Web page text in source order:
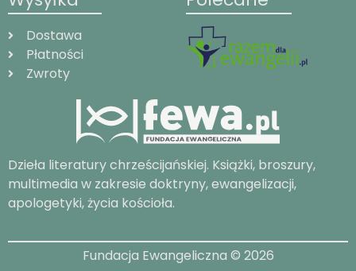
Dostawa
Płatności
Zwroty
Dzieła literatury chrześcijańskiej. Książki, broszury,
multimedia w zakresie doktryny, ewangelizacji,
apologetyki, życia kościoła.
Fundacja Ewangeliczna © 2026